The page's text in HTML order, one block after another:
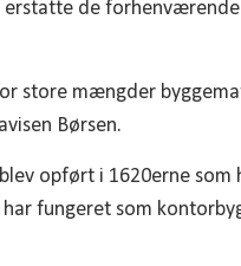
de
store mængder
Børsen.
opført i 1620erne som
fungeret som